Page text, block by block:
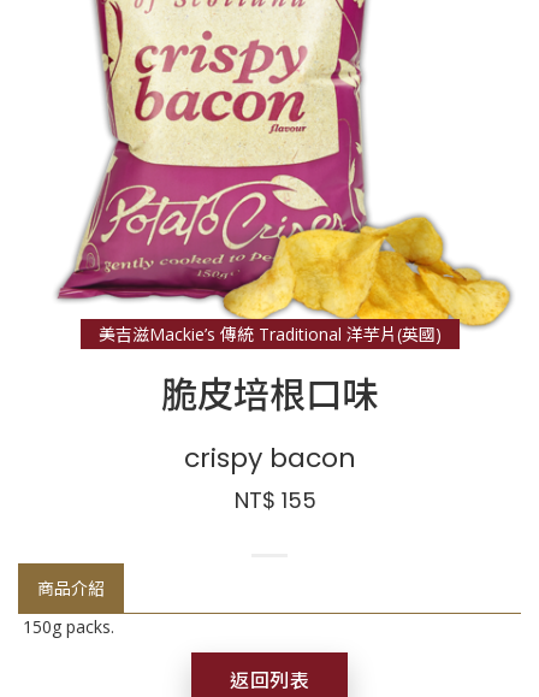
美吉滋Mackie’s 傳統 Traditional 洋芋片(英國)
脆皮培根口味
crispy bacon
NT$ 155
商品介紹
150g packs.
返回列表